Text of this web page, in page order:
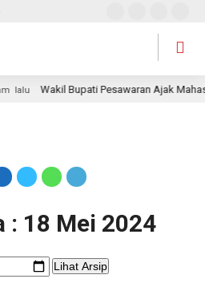
lalu Wakil Bupati Pesawaran Ajak
: 18 Mei 2024
Lihat Arsip